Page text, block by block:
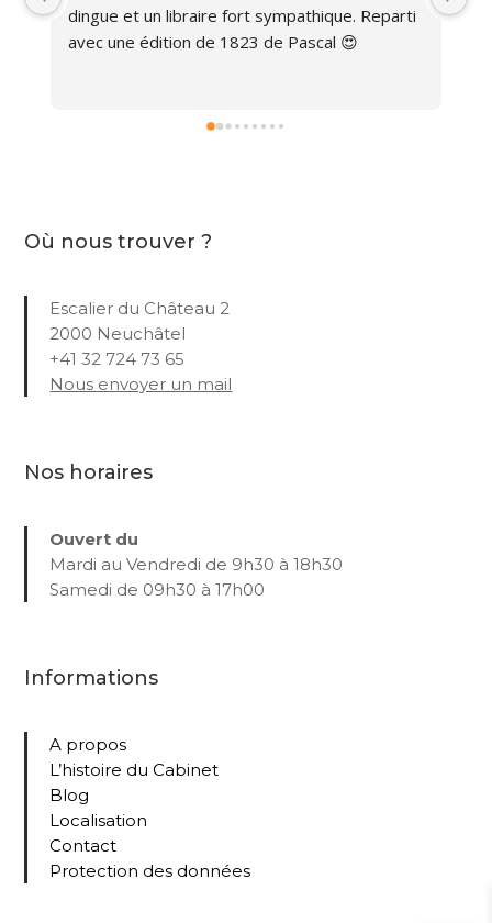
dingue et un libraire fort sympathique. Reparti
avec une édition de 1823 de Pascal 😍
Où nous trouver ?
Escalier du Château 2
2000 Neuchâtel
+41 32 724 73 65
Nous envoyer un mail
Nos horaires
Ouvert du
Mardi au Vendredi de 9h30 à 18h30
Samedi de 09h30 à 17h00
Informations
A propos
L’histoire du Cabinet
Blog
Localisation
Contact
Protection des données